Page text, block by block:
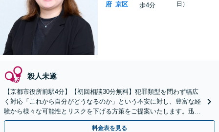
府 京区
歩4分
日）
殺人未遂
【京都市役所前駅4分】【初回相談30分無料】犯罪類型を問わず幅広
く対応「これから自分がどうなるのか」という不安に対し、豊富な経
験から様々な可能性とリスクを下げる方策をご提案いたします。迅速
なレスポンス体制で臨機応変に対応【休日・夜間相談可】
料金表を見る